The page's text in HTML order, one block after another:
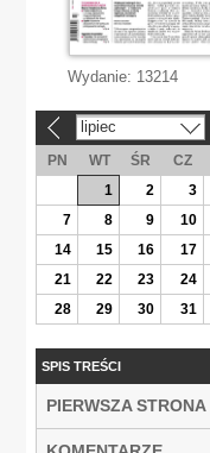
Wydanie: 13214
lipiec
PN WT ŚR CZ
1
2 3
7
8 9 10
14
15 16 17
21
22 23 24
28
29 30 31
SPIS TREŚCI
PIERWSZA STRONA